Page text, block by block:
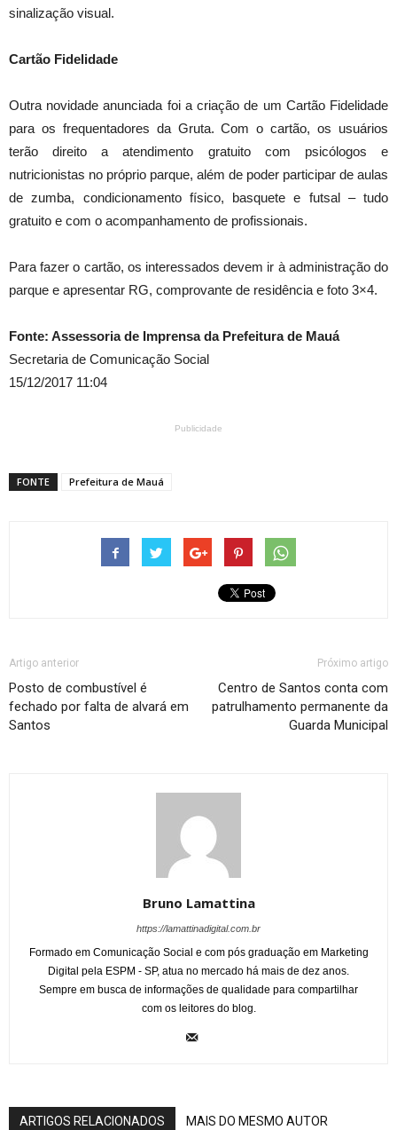
sinalização visual.
Cartão Fidelidade
Outra novidade anunciada foi a criação de um Cartão Fidelidade
para os frequentadores da Gruta. Com o cartão, os usuários
terão direito a atendimento gratuito com psicólogos e
nutricionistas no próprio parque, além de poder participar de aulas
de zumba, condicionamento físico, basquete e futsal – tudo
gratuito e com o acompanhamento de profissionais.
Para fazer o cartão, os interessados devem ir à administração do
parque e apresentar RG, comprovante de residência e foto 3×4.
Fonte: Assessoria de Imprensa da Prefeitura de Mauá
Secretaria de Comunicação Social
15/12/2017 11:04
Publicidade
FONTE Prefeitura de Mauá
Artigo anterior
Posto de combustível é
fechado por falta de alvará em
Santos
Próximo artigo
Centro de Santos conta com
patrulhamento permanente da
Guarda Municipal
Bruno Lamattina
https://lamattinadigital.com.br
Formado em Comunicação Social e com pós graduação em Marketing
Digital pela ESPM - SP, atua no mercado há mais de dez anos.
Sempre em busca de informações de qualidade para compartilhar
com os leitores do blog.
ARTIGOS RELACIONADOS MAIS DO MESMO AUTOR